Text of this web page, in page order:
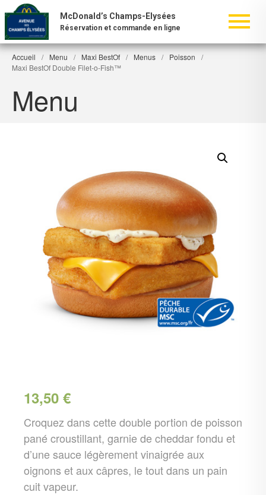
McDonald’s Champs-Elysées
Réservation et commande en ligne
Accueil / Menu / Maxi BestOf / Menus / Poisson
/
Maxi BestOf Double Filet-o-Fish™
Menu
13,50 €
Croquez dans cette double portion de poisson
pané croustillant, garnie de cheddar fondu et
d’une sauce légèrement vinaigrée aux
oignons et aux câpres, le tout dans un pain
cuit vapeur.